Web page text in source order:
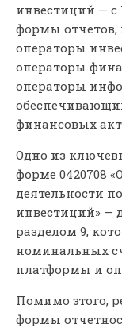
инвестиций — с
формы отчетов,
операторы
операторы
операторы
финансовых
Одно из
форме 0420708
деятельности
инвестиций» —
разделом 9,
номинальных
платформы и
Помимо этого,
формы